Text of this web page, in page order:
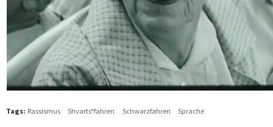
Tags: Rassismus Shvarts*fahren Schwarzfahren Sprache